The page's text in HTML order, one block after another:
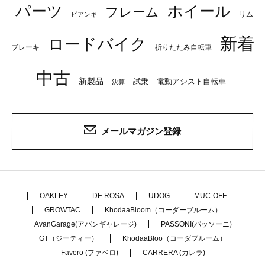
パーツ ビアンキ フレーム ホイール リム
ブレーキ ロードバイク 折りたたみ自転車
新着
中古
新製品 決算 試乗 電動アシスト自転車
メールマガジン登録
OAKLEY DE ROSA UDOG
MUC-OFF
GROWTAC
KhodaaBloom（コーダーブルーム）
AvanGarage(アバンギャレージ)
PASSONI(パッソーニ)
GT（ジーティー）
KhodaaBloo（コーダブルーム）
Favero (ファベロ)
CARRERA (カレラ)